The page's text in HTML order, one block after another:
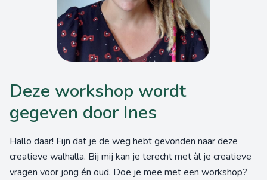
Deze workshop wordt
gegeven door Ines
Hallo daar! Fijn dat je de weg hebt gevonden naar deze
creatieve walhalla. Bij mij kan je terecht met àl je creatieve
vragen voor jong én oud. Doe je mee met een workshop?